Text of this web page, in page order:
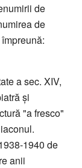
de
de
a sec. XIV,
și
"a fresco"
de
anii